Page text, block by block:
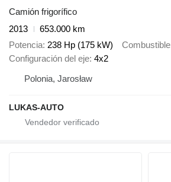
Camión frigorífico
2013
653.000 km
Potencia 238 Hp (175 kW) Combustible
Configuración del eje 4x2
Polonia, Jarosław
LUKAS-AUTO